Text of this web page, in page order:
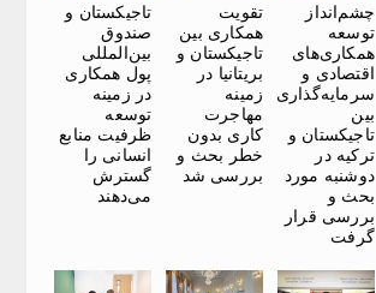
چشم‌انداز
توسعه
همکاری‌های
اقتصادی و
سرمایه‌گذاری
بین
تاجیکستان و
ترکیه در
دوشنبه مورد
بحث و
بررسی قرار
گرفت
تقویت
همکاری بین
تاجیکستان و
بریتانیا در
زمینه
مهاجرت
کاری بدون
خطر بحث و
بررسی شد
تاجیکستان و
صندوق
بین‌المللی
پول همکاری
در زمینه
توسعه
ظرفیت منابع
انسانی را
گسترش
می‌دهند